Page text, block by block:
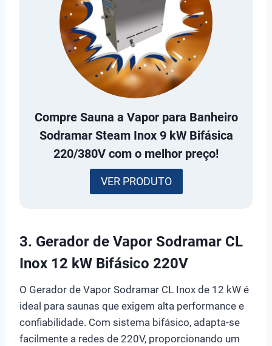
Compre Sauna a Vapor para Banheiro
Sodramar Steam Inox 9 kW Bifásica
220/380V com o melhor preço!
VER PRODUTO
3. Gerador de Vapor Sodramar CL
Inox 12 kW Bifásico 220V
O Gerador de Vapor Sodramar CL Inox de 12 kW é
ideal para saunas que exigem alta performance e
confiabilidade. Com sistema bifásico, adapta-se
facilmente a redes de 220V, proporcionando um